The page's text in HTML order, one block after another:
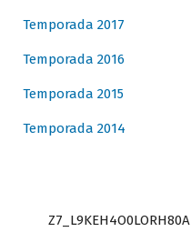
Temporada 2017
Temporada 2016
Temporada 2015
Temporada 2014